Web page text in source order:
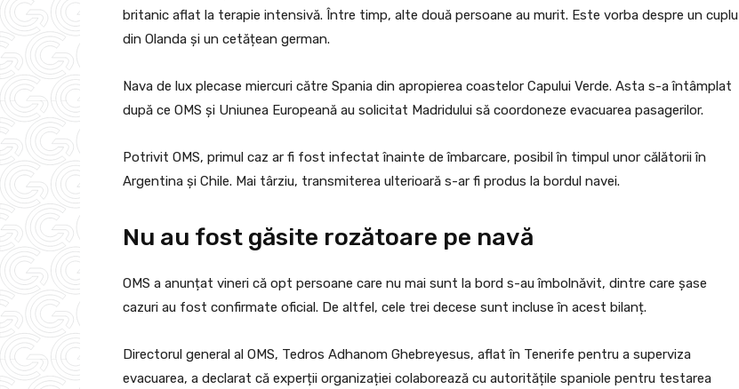
britanic aflat la terapie intensivă. Între timp, alte două persoane au murit. Este vorba despre un cuplu
din Olanda și un cetățean german.
Nava de lux plecase miercuri către Spania din apropierea coastelor Capului Verde. Asta s-a întâmplat
după ce OMS și Uniunea Europeană au solicitat Madridului să coordoneze evacuarea pasagerilor.
Potrivit OMS, primul caz ar fi fost infectat înainte de îmbarcare, posibil în timpul unor călătorii în
Argentina și Chile. Mai târziu, transmiterea ulterioară s-ar fi produs la bordul navei.
Nu au fost găsite rozătoare pe navă
OMS a anunțat vineri că opt persoane care nu mai sunt la bord s-au îmbolnăvit, dintre care șase
cazuri au fost confirmate oficial. De altfel, cele trei decese sunt incluse în acest bilanț.
Directorul general al OMS, Tedros Adhanom Ghebreyesus, aflat în Tenerife pentru a superviza
evacuarea, a declarat că experții organizației colaborează cu autoritățile spaniole pentru testarea